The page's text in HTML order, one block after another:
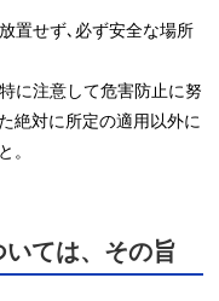
置せず､必ず安全な場所
に注意して危害防止に努
絶対に所定の適用以外に
。
ては、その旨